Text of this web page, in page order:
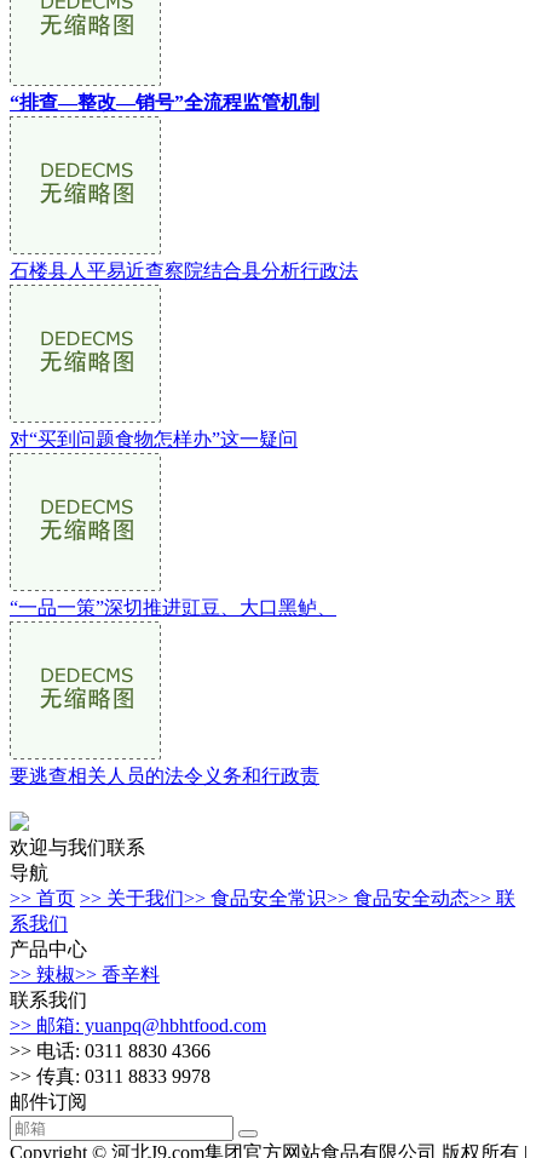
“排查—整改—销号”全流程监管机制
石楼县人平易近查察院结合县分析行政法
对“买到问题食物怎样办”这一疑问
“一品一策”深切推进豇豆、大口黑鲈、
要逃查相关人员的法令义务和行政责
欢迎与我们联系
导航
>> 首页 >> 关于我们>> 食品安全常识>> 食品安全动态>> 联
系我们
产品中心
>> 辣椒>> 香辛料
联系我们
>> 邮箱: yuanpq@hbhtfood.com
>> 电话: 0311 8830 4366
>> 传真: 0311 8833 9978
邮件订阅
Copyright © 河北J9.com集团官方网站食品有限公司 版权所有 |